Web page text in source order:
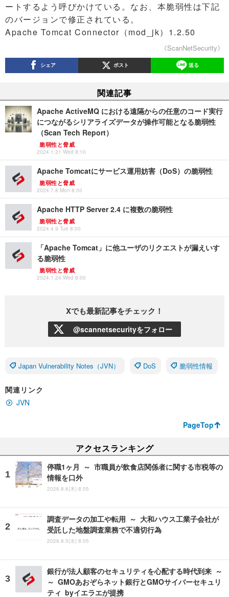
ートするよう呼びかけている。なお、本脆弱性は下記
のバージョンで修正されている。
Apache Tomcat Connector（mod_jk）1.2.50
《ScanNetSecurity》
シェア ポスト 送る
関連記事
Apache ActiveMQ における遠隔からの任意のコード実行
につながるシリアライズデータが操作可能となる脆弱性
（Scan Tech Report）
脆弱性と脅威
2024.1.31 Wed 8:10
Apache Tomcatにサービス運用妨害（DoS）の脆弱性
脆弱性と脅威
2024.7.8 Mon 8:00
Apache HTTP Server 2.4 に複数の脆弱性
脆弱性と脅威
2024.4.9 Tue 8:00
「Apache Tomcat」に他ユーザのリクエストが漏えいす
る脆弱性
脆弱性と脅威
2024.1.24 Wed 8:00
Xでも最新記事をチェック！
@scannetsecurityをフォロー
Japan Vulnerability Notes（JVN） DoS 脆弱性情報
関連リンク
JVN
PageTop
アクセスランキング
停職1ヶ月 ～ 市職員が飲食店関係者に関する市税等の
情報を口外
2026.8.6(木) 8:05
調査データの加工や転用 ～ 大和ハウス工業子会社が
受託した地盤調査業務で不適切行為
2026.8.5(水) 8:05
銀行が法人顧客のセキュリティを心配する時代到来 ～
～ GMOあおぞらネット銀行とGMOサイバーセキュリ
ティ byイエラエが提携